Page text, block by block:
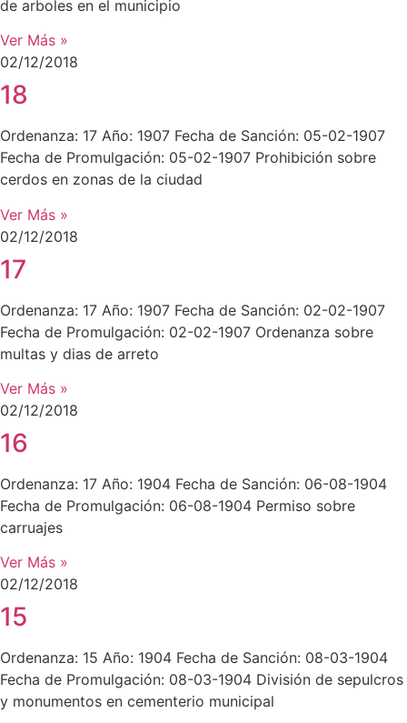
de arboles en el municipio
Ver Más »
02/12/2018
18
Ordenanza: 17 Año: 1907 Fecha de Sanción: 05-02-1907
Fecha de Promulgación: 05-02-1907 Prohibición sobre
cerdos en zonas de la ciudad
Ver Más »
02/12/2018
17
Ordenanza: 17 Año: 1907 Fecha de Sanción: 02-02-1907
Fecha de Promulgación: 02-02-1907 Ordenanza sobre
multas y dias de arreto
Ver Más »
02/12/2018
16
Ordenanza: 17 Año: 1904 Fecha de Sanción: 06-08-1904
Fecha de Promulgación: 06-08-1904 Permiso sobre
carruajes
Ver Más »
02/12/2018
15
Ordenanza: 15 Año: 1904 Fecha de Sanción: 08-03-1904
Fecha de Promulgación: 08-03-1904 División de sepulcros
y monumentos en cementerio municipal